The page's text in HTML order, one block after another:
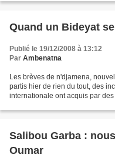
Quand un Bideyat
Publié le 19/12/2008 à 13:12
Par Ambenatna
Les brèves de n'djamena,
partis hier de rien du tout, des
internationale ont acquis par
Salibou Garba :
Oumar